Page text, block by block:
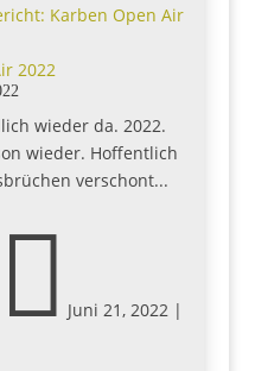
2022
wieder da. 2022.
wieder. Hoffentlich
verschont...
 Juni 21, 2022|